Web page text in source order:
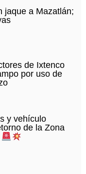
jaque a Mazatlán;
de Ixtenco
por uso de
y vehículo
de la Zona